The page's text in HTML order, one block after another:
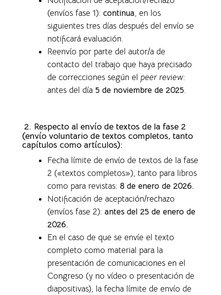
(envíos fase 1): continua, en los
siguientes tres días después del envío se
notificará evaluación.
Reenvío por parte del autor/a de
contacto del trabajo que haya precisado
de correcciones según el peer review:
antes del día 5 de noviembre de 2025.
2. Respecto al envío de textos de la fase 2
(envío voluntario de textos completos, tanto
capítulos como artículos):
Fecha límite de envío de textos de la fase
2 («textos completos»), tanto para libros
como para revistas: 8 de enero de 2026.
Notificación de aceptación/rechazo
(envíos fase 2): antes del 25 de enero de
2026.
En el caso de que se envíe el texto
completo como material para la
presentación de comunicaciones en el
Congreso (y no vídeo o presentación de
diapositivas), la fecha límite de envío de